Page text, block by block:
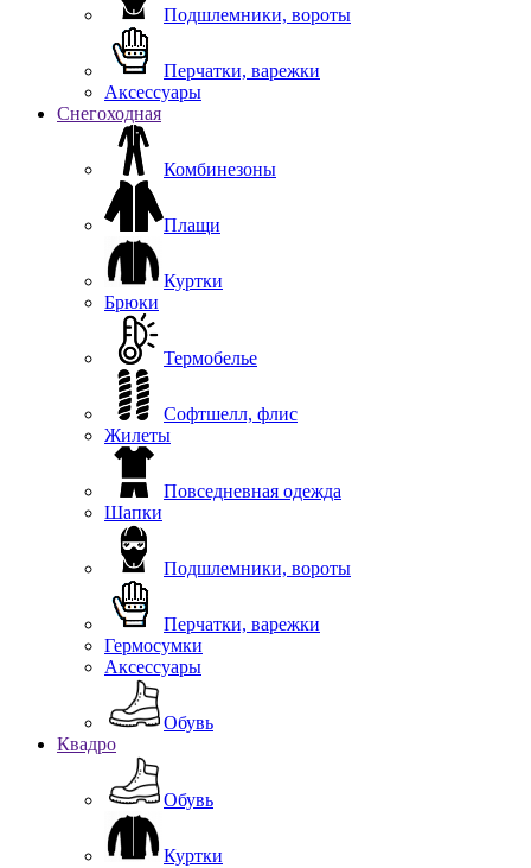
Подшлемники, вороты
Перчатки, варежки
Аксессуары
Снегоходная
Комбинезоны
Плащи
Куртки
Брюки
Термобелье
Софтшелл, флис
Жилеты
Повседневная одежда
Шапки
Подшлемники, вороты
Перчатки, варежки
Гермосумки
Аксессуары
Обувь
Квадро
Обувь
Куртки